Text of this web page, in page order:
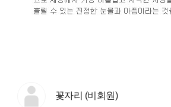
꽃자리 (비회원)